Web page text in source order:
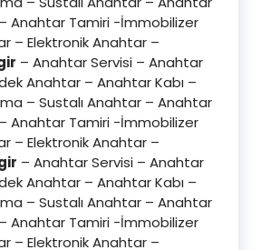
Anahtar Tamiri -İmmobilizer
– Elektronik Anahtar –
– Anahtar Servisi – Anahtar
Anahtar – Anahtar Kabı –
– Sustalı Anahtar – Anahtar
Anahtar Tamiri -İmmobilizer
– Elektronik Anahtar –
– Anahtar Servisi – Anahtar
Anahtar – Anahtar Kabı –
– Sustalı Anahtar – Anahtar
Anahtar Tamiri -İmmobilizer
– Elektronik Anahtar –